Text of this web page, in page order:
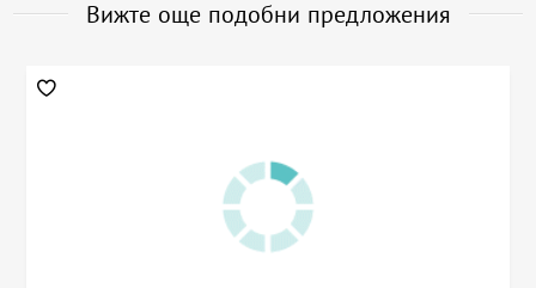
Вижте още подобни предложения